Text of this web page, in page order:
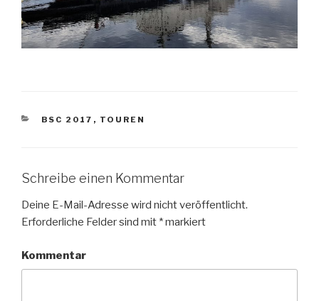
KATEGORIEN
BSC 2017 , TOUREN
Schreibe einen Kommentar
Deine E-Mail-Adresse wird nicht veröffentlicht.
Erforderliche Felder sind mit *markiert
Kommentar